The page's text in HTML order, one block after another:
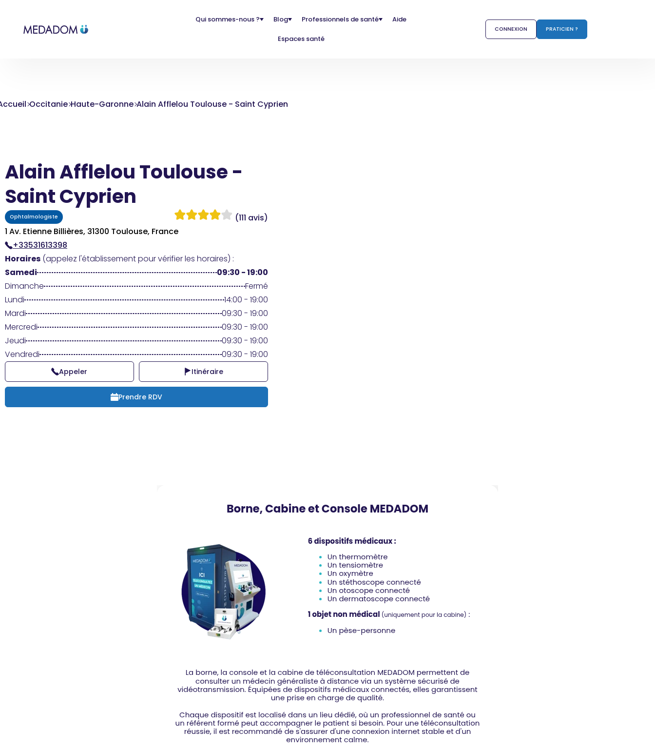
Qui sommes-nous ? Blog Professionnels de santé Aide
Espaces santé
CONNEXION PRATICIEN ?
Occitanie Haute-Garonne Alain Afflelou Toulouse - Saint Cyprien
Alain Afflelou Toulouse -
Saint Cyprien
Ophtalmologiste
(111 avis)
1 Av. Etienne Billières, 31300 Toulouse, France
+33531613398
Horaires (appelez l'établissement pour vérifier les horaires) :
Samedi
09:30 - 19:00
Dimanche
Fermé
Lundi
14:00 - 19:00
Mardi
09:30 - 19:00
Mercredi
09:30 - 19:00
Jeudi
09:30 - 19:00
Vendredi
09:30 - 19:00
Appeler Itinéraire
Prendre RDV